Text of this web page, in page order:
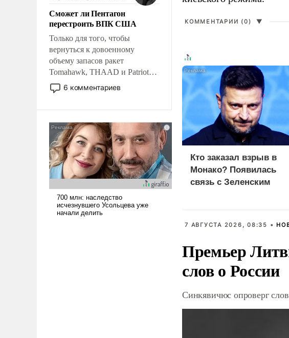
поднимет наши боевые
возможности.
Сможет ли Пентагон
перестроить ВПК США
Только для того, чтобы
вернуться к довоенному
объему запасов ракет
Tomahawk, THAAD и Patriot
США потребуется более трех
лет. Даже небольшая война с
Сложившаяся ситуация
означает многолетний период
уязвимости США, например,
перед Китаем.
6 комментариев
КОММЕНТАРИИ (0) ▼
Кто заказал взрыв в
Монако? Появилась
связь с Зеленским
7 АВГУСТА 2026, 08:35 •
Премьер
слов о России
Синкявичюс опроверг